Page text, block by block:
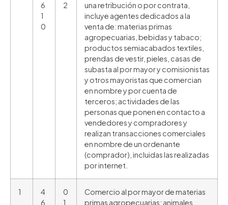
6
1
0
2
una retribución o por contrata,
incluye agentes dedicados a la
venta de: materias primas
agropecuarias, bebidas y tabaco;
productos semiacabados textiles,
prendas de vestir, pieles, casas de
subasta al por mayor y comisionistas
y otros mayoristas que comercian
en nombre y por cuenta de
terceros; actividades de las
personas que ponen en contacto a
vendedores y compradores y
realizan transacciones comerciales
en nombre de un ordenante
(comprador), incluidas las realizadas
por internet.
1
4
6
0
1
Comercio al por mayor de materias
primas agropecuarias; animales